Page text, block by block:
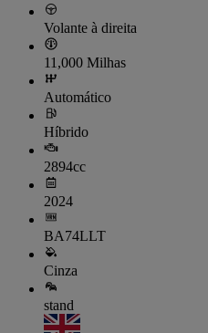
Volante à direita
11,000 Milhas
Automático
Híbrido
2894cc
2024
BA74LLT
Cinza
stand